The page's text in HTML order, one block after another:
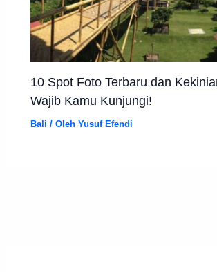
10 Spot Foto Terbaru dan
Wajib Kamu Kunjungi!
Bali / OlehYusuf Efendi